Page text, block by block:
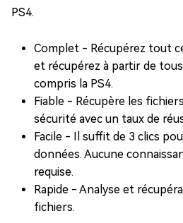
PS4.
Complet - Récupérez tout
et récupérez à partir de
compris la PS4.
Fiable - Récupère les
sécurité avec un taux de
Facile - Il suffit de 3 clics
données. Aucune
requise.
Rapide - Analyse et
fichiers.